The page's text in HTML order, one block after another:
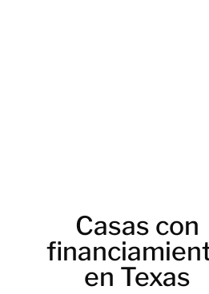
Casas con
en Texas